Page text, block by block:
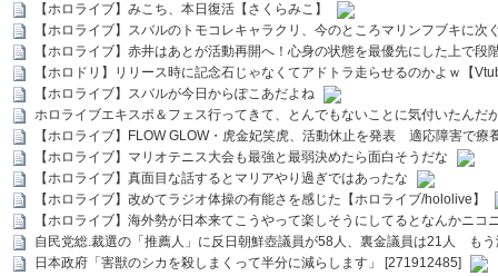
【ホロライブ】みこち、本日復活【さくらみこ】
【ホロライブ】スバルのトモコレキャラクリ、今のところマリンフブキに
【ホロライブ】赤井はあとが活動再開へ！心身の状態を最優先にした上で段
【ホロドリ】リリース時に記念石じゃなくてアドトラ走らせるのかよｗ【
【ホロライブ】スバルが今日からぽこあだよね
ホロライブエキスポ＆フェス行ってきて、とんでもないことに気付いたんだ
【ホロライブ】FLOW GLOW・虎金妃笑虎、活動休止を発表 適応障害で療
【ホロライブ】マリオテニス大会も最強と最弱決めたら面白そうだな
【ホロライブ】真面目な話するとマリアやり過ぎではあったな
【ホロライブ】改めてラジオ体操の有能さを感じた【ホロライブ/hololive】
【ホロライブ】海外勢が日本来てこうやって楽しそうにしてるとなんかニコ
自民党総.裁選の「推薦人」に反日朝鮮壺議員が58人、裏金議員は21人 も
日本政府「害獣のシカを殺しまくって半分に減らします」 [271912485]